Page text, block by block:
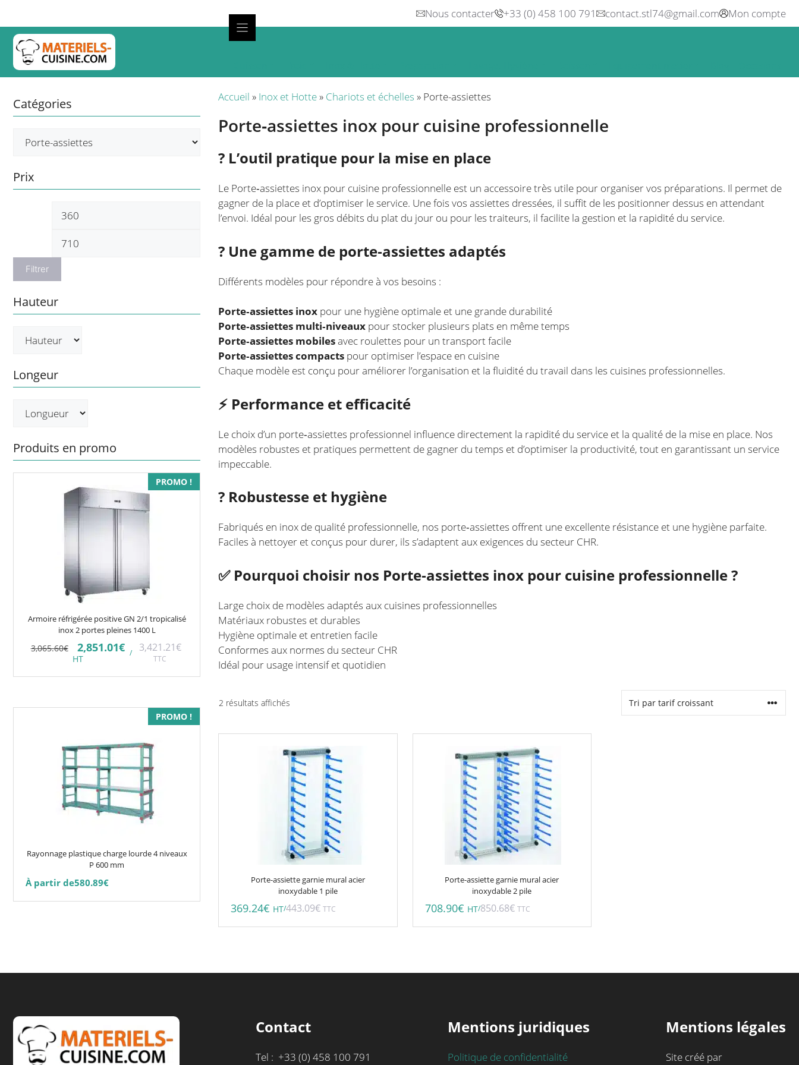
contenu
Nous contacter +33 (0) 458 100 791 contact.stl74@gmail.com Mon compte
Accueil » Inox et Hotte» Chariots et échelles » Porte-assiettes
Porte‑assiettes inox pour cuisine professionnelle
? L’outil pratique pour la mise en place
Le Porte‑assiettes inox pour cuisine professionnelle est un accessoire très utile pour organiser vos préparations. Il permet de
gagner de la place et d’optimiser le service. Une fois vos assiettes dressées, il suffit de les positionner dessus en attendant
l’envoi. Idéal pour les gros débits du plat du jour ou pour les traiteurs, il facilite la gestion et la rapidité du service.
? Une gamme de porte‑assiettes adaptés
Différents modèles pour répondre à vos besoins :
Porte‑assiettes inox pour une hygiène optimale et une grande durabilité
Porte‑assiettes multi‑niveaux pour stocker plusieurs plats en même temps
Porte‑assiettes mobilesavec roulettes pour un transport facile
Porte‑assiettes compacts pour optimiser l’espace en cuisine
Chaque modèle est conçu pour améliorer l’organisation et la fluidité du travail dans les cuisines professionnelles.
⚡ Performance et efficacité
Le choix d’un porte‑assiettes professionnel influence directement la rapidité du service et la qualité de la mise en place. Nos
modèles robustes et pratiques permettent de gagner du temps et d’optimiser la productivité, tout en garantissant un service
impeccable.
?️ Robustesse et hygiène
Fabriqués en inox de qualité professionnelle, nos porte‑assiettes offrent une excellente résistance et une hygiène parfaite.
Faciles à nettoyer et conçus pour durer, ils s’adaptent aux exigences du secteur CHR.
✅ Pourquoi choisir nos Porte‑assiettes inox pour cuisine professionnelle ?
Large choix de modèles adaptés aux cuisines professionnelles
Matériaux robustes et durables
Hygiène optimale et entretien facile
Conformes aux normes du secteur CHR
Idéal pour usage intensif et quotidien
2 résultats affichés
Porte-assiette garnie mural acier
inoxydable 1 pile
369.24€ HT/443.09€ TTC
Porte-assiette garnie mural acier
inoxydable 2 pile
708.90€ HT/850.68€ TTC
Catégories
Prix
Prix
Filtrer
Hauteur
Longeur
Produits en promo
PROMO !
Armoire réfrigérée positive GN 2/1 tropicalisé
inox 2 portes pleines 1400 L
3,065.60€ Le
prix
initial
était :
2,851.01€Le
prix
est :
HT
/ 3,421.21€
TTC
PROMO !
Rayonnage plastique charge lourde 4 niveaux
P 600 mm
À partir de580.89€
choisies
Contact
Tel : +33 (0) 458 100 791
Mentions juridiques
Politique de confidentialité
Mentions légales
Site créé par